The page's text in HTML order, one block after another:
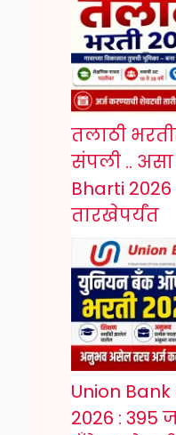
तलाठी
संपली .. असा
Bharti
तारखेपर्यंत
Union
2026 : 395